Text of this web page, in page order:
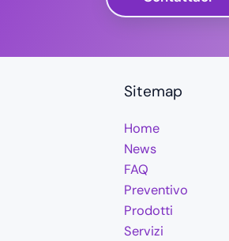
Sitemap
Home
News
FAQ
Preventivo
Prodotti
Servizi